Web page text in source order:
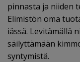
pinnasta ja niiden
Elimistön oma
iässä. Levitämällä
säilyttämään
syntymistä.